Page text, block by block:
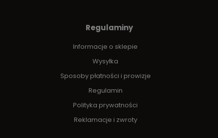
Regulaminy
Informacje o sklepie
Wysyłka
Sposoby płatności i prowizje
Regulamin
Polityka prywatności
Reklamacje i zwroty